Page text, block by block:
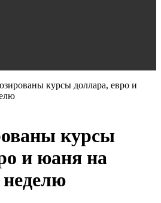
курсы доллара, евро и
курсы
и юаня на